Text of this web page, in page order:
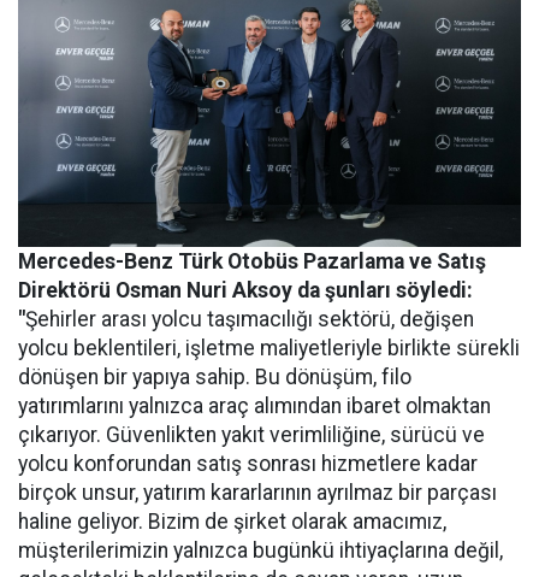
Mercedes-Benz Türk Otobüs Pazarlama ve Satış
Direktörü Osman Nuri Aksoy da şunları söyledi:
"Şehirler arası yolcu taşımacılığı sektörü, değişen
yolcu beklentileri, işletme maliyetleriyle birlikte sürekli
dönüşen bir yapıya sahip. Bu dönüşüm, filo
yatırımlarını yalnızca araç alımından ibaret olmaktan
çıkarıyor. Güvenlikten yakıt verimliliğine, sürücü ve
yolcu konforundan satış sonrası hizmetlere kadar
birçok unsur, yatırım kararlarının ayrılmaz bir parçası
haline geliyor. Bizim de şirket olarak amacımız,
müşterilerimizin yalnızca bugünkü ihtiyaçlarına değil,